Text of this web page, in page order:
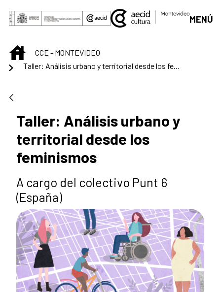
Saut au contenu principal
MENÚ
INICIOCCE - MONTEVIDEO
Taller: Análisis urbano y territorial desde los feminismos
Taller: Análisis urbano y
territorial desde los
feminismos
A cargo del colectivo Punt 6
(España)